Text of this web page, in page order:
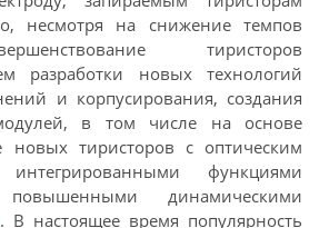
несмотря на снижение темпов
тиристоров
разработки новых технологий
и корпусирования, создания
в том числе на основе
новых тиристоров с оптическим
функциями
динамическими
. В настоящее время популярность